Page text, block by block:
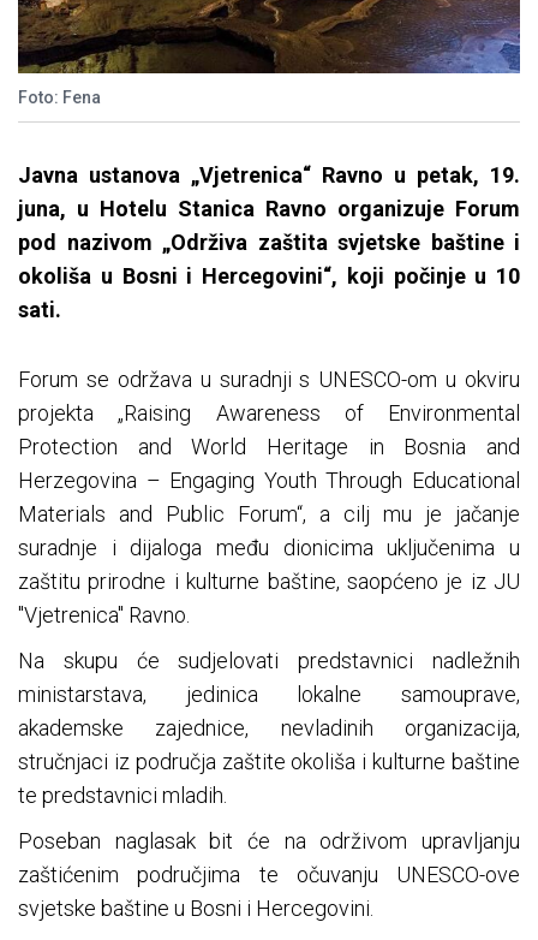
Foto: Fena
Javna ustanova „Vjetrenica“ Ravno u petak, 19.
juna, u Hotelu Stanica Ravno organizuje Forum
pod nazivom „Održiva zaštita svjetske baštine i
okoliša u Bosni i Hercegovini“, koji počinje u 10
sati.
Forum se održava u suradnji s UNESCO-om u okviru
projekta „Raising Awareness of Environmental
Protection and World Heritage in Bosnia and
Herzegovina – Engaging Youth Through Educational
Materials and Public Forum“, a cilj mu je jačanje
suradnje i dijaloga među dionicima uključenima u
zaštitu prirodne i kulturne baštine, saopćeno je iz JU
''Vjetrenica'' Ravno.
Na skupu će sudjelovati predstavnici nadležnih
ministarstava, jedinica lokalne samouprave,
akademske zajednice, nevladinih organizacija,
stručnjaci iz područja zaštite okoliša i kulturne baštine
te predstavnici mladih.
Poseban naglasak bit će na održivom upravljanju
zaštićenim područjima te očuvanju UNESCO-ove
svjetske baštine u Bosni i Hercegovini.